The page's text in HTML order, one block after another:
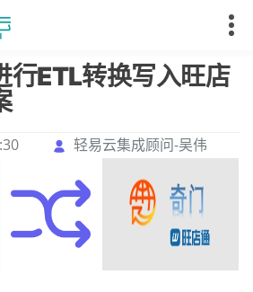
行ETL转换写入旺店
轻易云集成顾问-吴伟